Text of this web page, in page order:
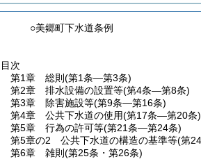
○美郷町下水道条例
目次
第1章
総則 (第1条―第3条)
第2章
排水設備の設置等(第4条―第8条)
第3章
除害施設等(第9条―第16条)
第4章
公共下水道の使用(第17条―第20条)
第5章
行為の許可等(第21条―第24条)
第5章の2
公共下水道の構造の基準等(第
第6章
雑則 (第25条・第26条)